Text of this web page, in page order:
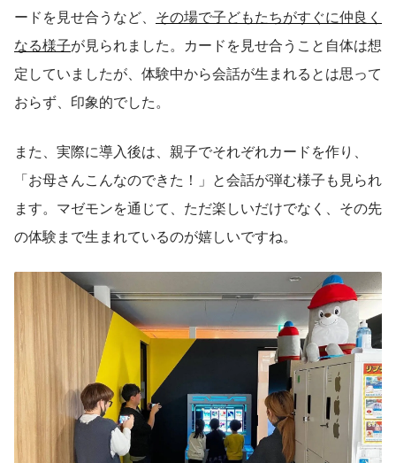
ードを見せ合うなど、 その場で子どもたちがすぐに仲良く
なる様子が見られました。カードを見せ合うこと自体は想
定していましたが、体験中から会話が生まれるとは思って
おらず、印象的でした。
また、実際に導入後は、親子でそれぞれカードを作り、
「お母さんこんなのできた！」と会話が弾む様子も見られ
ます。マゼモンを通じて、ただ楽しいだけでなく、その先
の体験まで生まれているのが嬉しいですね。